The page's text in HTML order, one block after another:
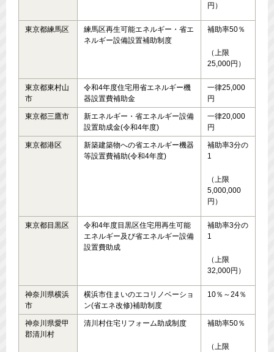
円）
東京都練馬区
練馬区再生可能エネルギー・省エ
ネルギー設備設置補助制度
補助率50％
（上限
25,000円）
東京都東村山
市
令和4年度住宅用省エネルギー機
器設置費補助金
一律25,000
円
東京都三鷹市
新エネルギー・省エネルギー設備
設置助成金(令和4年度)
一律20,000
円
東京都港区
新築建築物への省エネルギー機器
等設置費補助(令和4年度)
補助率3分の
1
（上限
5,000,000
円）
東京都目黒区
令和4年度目黒区住宅用再生可能
エネルギー及び省エネルギー設備
設置費助成
補助率3分の
1
（上限
32,000円）
神奈川県横浜
市
横浜市住まいのエコリノベーショ
ン(省エネ改修)補助制度
10％～24％
神奈川県愛甲
郡清川村
清川村住宅リフォーム助成制度 補助率50％
（上限